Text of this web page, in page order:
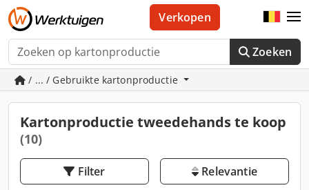
Zoeken
Verkopen
/ ... / Gebruikte kartonproductie
Kartonproductie tweedehands te koop
(10)
Filter Relevantie